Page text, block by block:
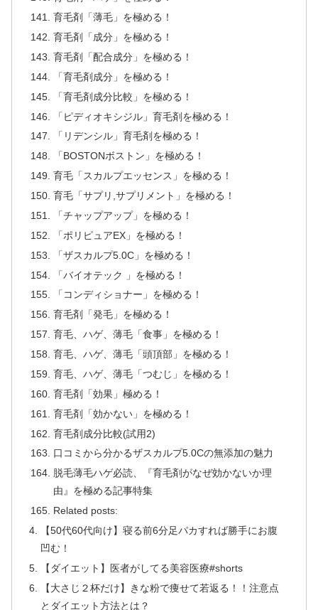
育毛剤「薄毛」を極める！
育毛剤「成分」を極める！
育毛剤「配合成分」を極める！
「育毛剤成分」を極める！
「育毛剤成分比較」を極める！
「ピディオキシジル」育毛剤を極める！
「リデンシル」育毛剤を極める！
「BOSTONボストン」を極める！
育毛「スカルプエッセンス」を極める！
育毛「サプリ,サプリメント」を極める！
「チャップアップ」を極める！
「ポリピュアEX」を極める！
「ザスカルプ5.0C」を極める！
「バイオテック 」を極める！
「コンディショナー」を極める！
育毛剤「発毛」を極める！
育毛、ハゲ、薄毛「食事」を極める！
育毛、ハゲ、薄毛「頭頂部」を極める！
育毛、ハゲ、薄毛「つむじ」を極める！
育毛剤「効果」極める！
育毛剤「効かない」を極める！
育毛剤成分比較(試用2)
口コミから分かるザスカルプ5.0Cの無添加の魅力
脱毛薄毛ハゲ必読、『育毛剤がなぜ効かないか理
由』を極める記事特集
Related posts:
【50代60代向け】寝る前6分足パカすれば勝手にお腹
凹む！
【ダイエット】医者がしてる美容医療#shorts
【大さじ２杯だけ】きな粉で痩せて若返る！！注意点
とダイエット方法とは？